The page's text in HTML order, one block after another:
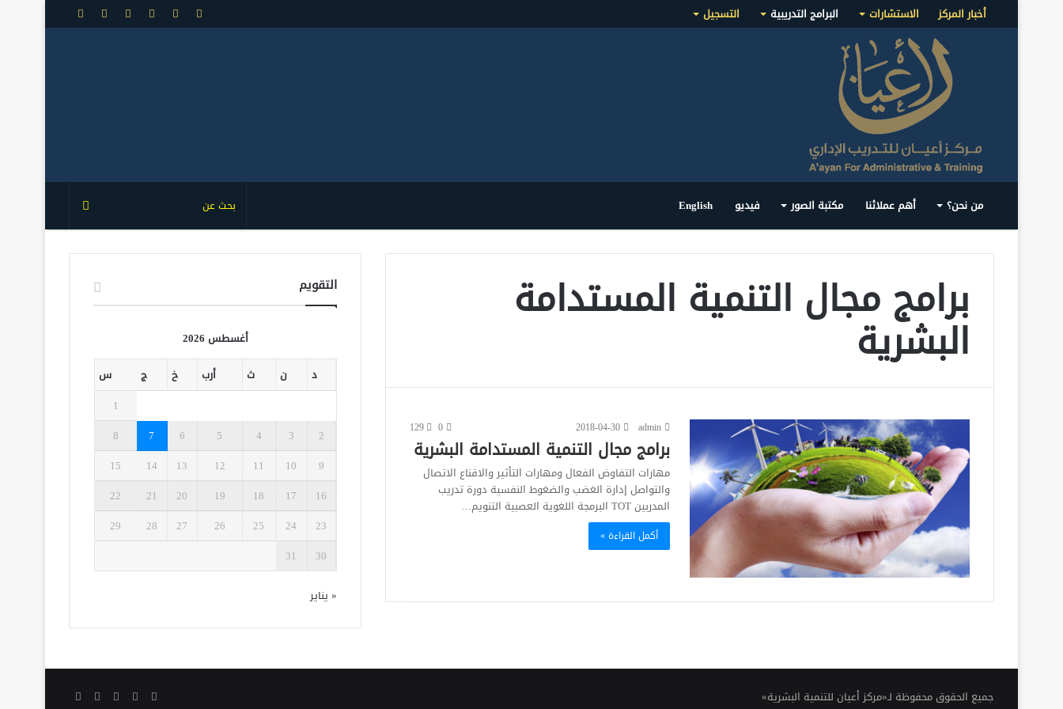
أخبار المركز الاستشارات البرامج التدريبية التسجيل
من نحن؟ أهم عملائنا مكتبة الصور فيديو English
برامج مجال التنمية المستدامة
البشرية
2018-04-30
129
برامج مجال التنمية المستدامة البشرية
مهارات التفاوض الفعال ومهارات التأثير والاقناع الاتصال
والتواصل إدارة الغضب والضغوط النفسية دورة تدريب
المدربين TOT البرمجة اللغوية العصبية التنويم…
أكمل القراءة »
التقويم
أغسطس 2026
د
ن ث أرب خ ج
س
1
2
3
4
5
6
7
8
9
10
11
12
13
14
15
16
17
18
19
20
21
22
23
24
25
26
27
28
29
30
31
« يناير
جميع الحقوق محفوظة لـ«مركز أعيان للتنمية البشرية»